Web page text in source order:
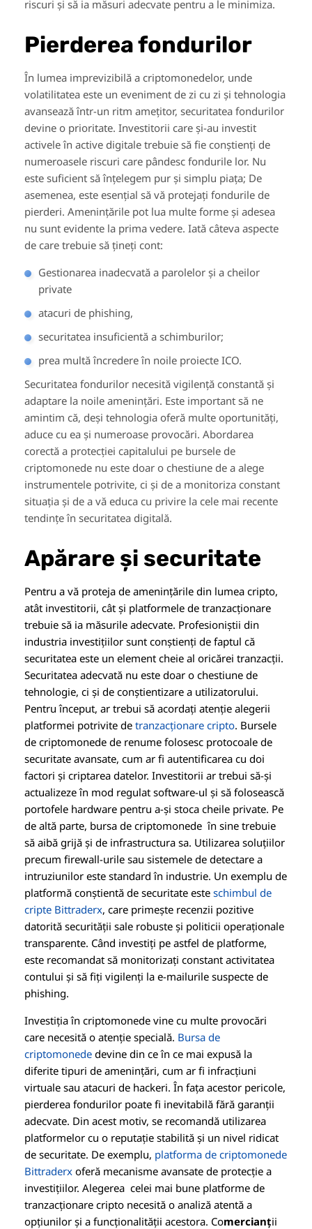
riscuri și să ia măsuri adecvate pentru a le minimiza.
Pierderea fondurilor
În lumea imprevizibilă a criptomonedelor, unde
volatilitatea este un eveniment de zi cu zi și tehnologia
avansează într-un ritm amețitor, securitatea fondurilor
devine o prioritate. Investitorii care și-au investit
activele în active digitale trebuie să fie conștienți de
numeroasele riscuri care pândesc fondurile lor. Nu
este suficient să înțelegem pur și simplu piața; De
asemenea, este esențial să vă protejați fondurile de
pierderi. Amenințările pot lua multe forme și adesea
nu sunt evidente la prima vedere. Iată câteva aspecte
de care trebuie să țineți cont:
Gestionarea inadecvată a parolelor și a cheilor
private
atacuri de phishing,
securitatea insuficientă a schimburilor;
prea multă încredere în noile proiecte ICO.
Securitatea fondurilor necesită vigilență constantă și
adaptare la noile amenințări. Este important să ne
amintim că, deși tehnologia oferă multe oportunități,
aduce cu ea și numeroase provocări. Abordarea
corectă a protecției capitalului pe bursele de
criptomonede nu este doar o chestiune de a alege
instrumentele potrivite, ci și de a monitoriza constant
situația și de a vă educa cu privire la cele mai recente
tendințe în securitatea digitală.
Apărare și securitate
Pentru a vă proteja de amenințările din lumea cripto,
atât investitorii, cât și platformele de tranzacționare
trebuie să ia măsurile adecvate. Profesioniștii din
industria investițiilor sunt conștienți de faptul că
securitatea este un element cheie al oricărei tranzacții.
Securitatea adecvată nu este doar o chestiune de
tehnologie, ci și de conștientizare a utilizatorului.
Pentru început, ar trebui să acordați atenție alegerii
platformei potrivite de tranzacționare cripto. Bursele
de criptomonede de renume folosesc protocoale de
securitate avansate, cum ar fi autentificarea cu doi
factori și criptarea datelor. Investitorii ar trebui să-și
actualizeze în mod regulat software-ul și să folosească
portofele hardware pentru a-și stoca cheile private. Pe
de altă parte, bursa de criptomonede în sine trebuie
să aibă grijă și de infrastructura sa. Utilizarea soluțiilor
precum firewall-urile sau sistemele de detectare a
intruziunilor este standard în industrie. Un exemplu de
platformă conștientă de securitate este schimbul de
cripte Bittraderx, care primește recenzii pozitive
datorită securității sale robuste și politicii operaționale
transparente. Când investiți pe astfel de platforme,
este recomandat să monitorizați constant activitatea
contului și să fiți vigilenți la e-mailurile suspecte de
phishing.
Investiția în criptomonede vine cu multe provocări
care necesită o atenție specială. Bursa de
criptomonede devine din ce în ce mai expusă la
diferite tipuri de amenințări, cum ar fi infracțiuni
virtuale sau atacuri de hackeri. În fața acestor pericole,
pierderea fondurilor poate fi inevitabilă fără garanții
adecvate. Din acest motiv, se recomandă utilizarea
platformelor cu o reputație stabilită și un nivel ridicat
de securitate. De exemplu, platforma de criptomonede
Bittraderx oferă mecanisme avansate de protecție a
investițiilor. Alegerea celei mai bune platforme de
tranzacționare cripto necesită o analiză atentă a
opțiunilor și a funcționalității acestora. Comercianții